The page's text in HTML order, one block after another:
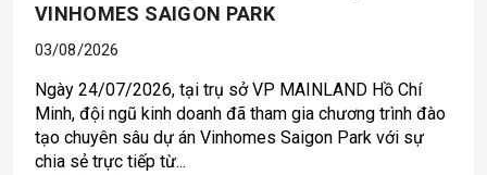
VINHOMES SAIGON PARK
03/08/2026
Ngày 24/07/2026, tại trụ sở VP MAINLAND Hồ Chí
Minh, đội ngũ kinh doanh đã tham gia chương trình đào
tạo chuyên sâu dự án Vinhomes Saigon Park với sự
chia sẻ trực tiếp từ...